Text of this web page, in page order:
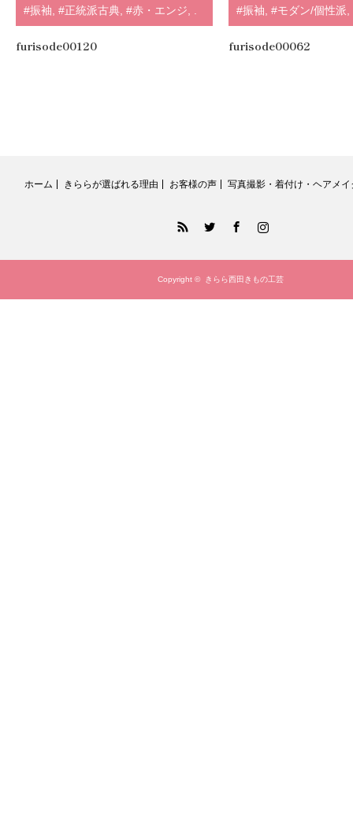
#振袖, #正統派古典, #赤・エンジ, .
furisode00120
#振袖, #モダン/個性派,
ンジ,.
furisode00062
ホーム きららが選ばれる理由 お客様の声 写真撮影・着付け・ヘアメイ
FacebookInstagram
Copyright © きらら西田きもの工芸